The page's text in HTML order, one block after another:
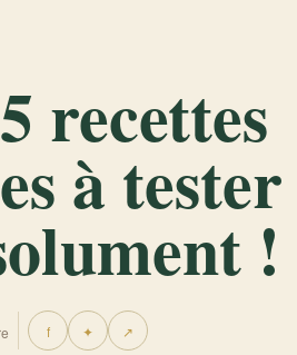
recettes
à tester
!
f ✦ ↗